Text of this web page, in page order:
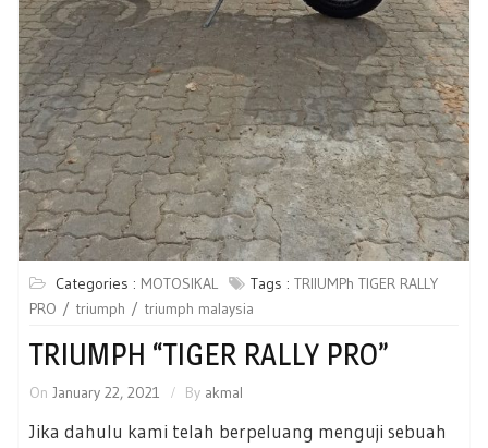
Categories : MOTOSIKAL Tags : TRIIUMPh TIGER RALLY
PRO
triumph triumph malaysia
TRIUMPH “TIGER RALLY PRO”
On January 22, 2021 By akmal
Jika dahulu kami telah berpeluang menguji sebuah